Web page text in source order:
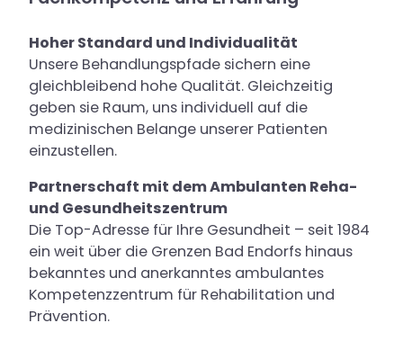
Hoher Standard und Individualität
Unsere Behandlungspfade sichern eine
gleichbleibend hohe Qualität. Gleichzeitig
geben sie Raum, uns individuell auf die
medizinischen Belange unserer Patienten
einzustellen.
Partnerschaft mit dem Ambulanten Reha-
und Gesundheitszentrum
Die Top-Adresse für Ihre Gesundheit – seit 1984
ein weit über die Grenzen Bad Endorfs hinaus
bekanntes und anerkanntes ambulantes
Kompetenzzentrum für Rehabilitation und
Prävention.